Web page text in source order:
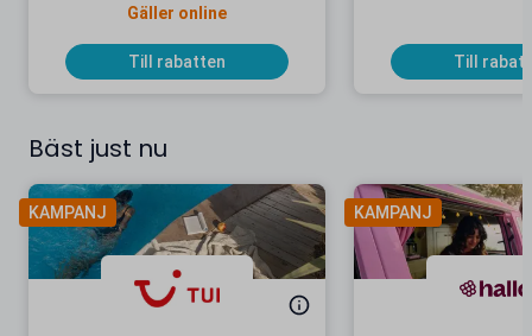
Gäller online
Till rabatten Till
Bäst just nu
KAMPANJ KAMPANJ